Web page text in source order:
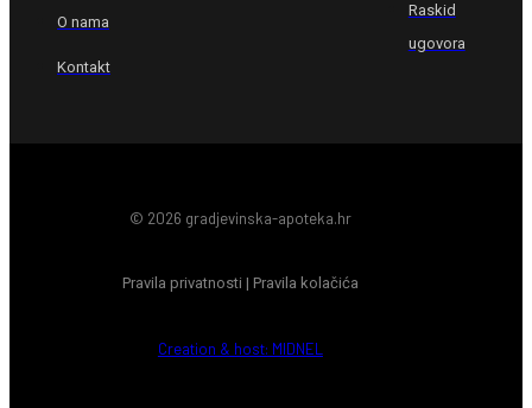
O nama
Kontakt
Raskid
ugovora
© 2026 gradjevinska-apoteka.hr
Pravila privatnosti | Pravila kolačića
Creation & host: MIDNEL